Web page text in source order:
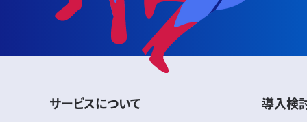
サービスについて 導入検